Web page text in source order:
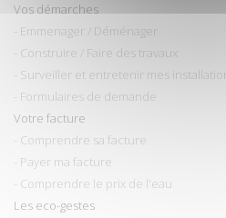
Vos démarches
- Emmenager / Déménager
- Construire / Faire des travaux
- Surveiller et entretenir mes
- Formulaires de demande
Votre facture
- Comprendre sa facture
- Payer ma facture
- Comprendre le prix de l'eau
Les eco-gestes